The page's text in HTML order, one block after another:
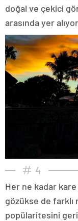
doğal ve çekici
arasında yer alıyor.
4
Her ne kadar
gözükse de
popülaritesini geri